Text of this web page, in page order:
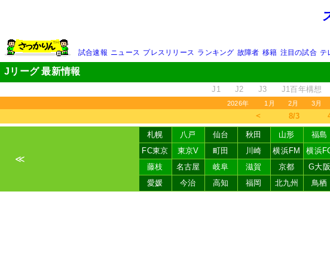
試合速報 ニュース プレスリリース ランキング 故障者 移籍 注目の試合 テ
Jリーグ 最新情報
J1 J2 J3 J1百年構想
2026年 1月 2月 3月
＜ 8/3
≪
札幌 八戸 仙台 秋田 山形 福島
FC東京
東京V 町田 川崎 横浜FM 横浜
藤枝
名古屋 岐阜 滋賀 京都 G大阪
愛媛
今治 高知 福岡 北九州 鳥栖